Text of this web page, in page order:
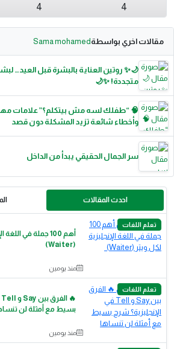
4
4
مقالات اخري بواسطةSama mohamed
🌙✨ روتين العناية بالبشرة قبل العيد…
متجددة! ✨🌙
🧠 “طفلك لسه مش بيتكلم؟” علامات
وأخطاء شائعة تزيد المشكلة دون قصد
سر الجمال الحقيقي يبدأ من الداخل
احدث المقالات
تعلم اللغات
أهم 100 جملة في
(Waiter)
منذ يومين
تعلم اللغات
بسيط مع أمثلة لن
منذ يومين